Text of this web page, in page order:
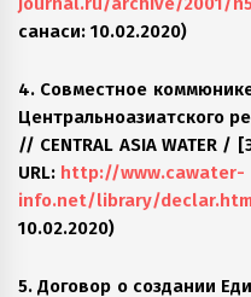
санаси: 10.02.2020)
4. Совместное
Центральноазиатского
// CENTRAL ASIA WATER /
URL: http://www.cawater-
info.net/library/
10.02.2020)
5. Договор о создании